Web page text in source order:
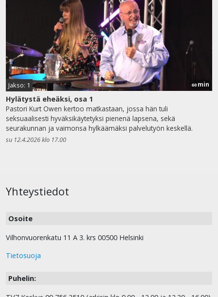
Jakso: 1 60 min
Hylätystä eheäksi, osa 1
Pastori Kurt Owen kertoo matkastaan, jossa hän tuli
seksuaalisesti hyväksikäytetyksi pienenä lapsena, sekä
seurakunnan ja vaimonsa hylkäämäksi palvelutyön keskellä.
su 12.4.2026 klo 17.00
Yhteystiedot
Osoite
Vilhonvuorenkatu 11 A 3. krs 00500 Helsinki
Tietosuoja
Puhelin: